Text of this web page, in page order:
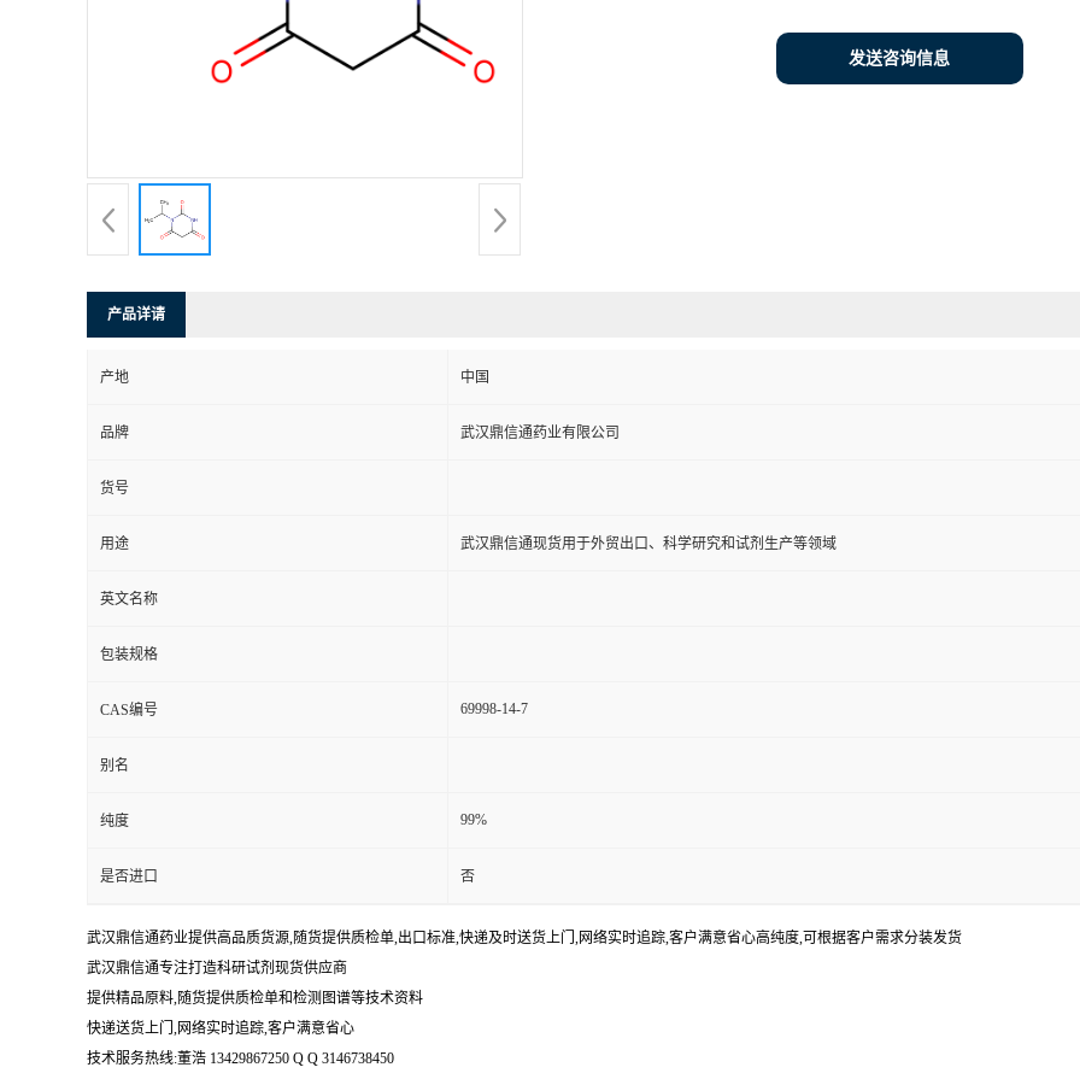
发送咨询信息
产品详请
产地 中国
品牌 武汉鼎信通药业有限公司
货号
用途 武汉鼎信通现货用于外贸出口、科学研究和试剂生产等领域
英文名称
包装规格
CAS编号 69998-14-7
别名
纯度 99%
是否进口 否
武汉鼎信通药业提供高品质货源,随货提供质检单,出口标准,快递及时送货上门,网络实时追踪,客户满意省心高纯度,可根据客户需求分装发货
武汉鼎信通专注打造科研试剂现货供应商
提供精品原料,随货提供质检单和检测图谱等技术资料
快递送货上门,网络实时追踪,客户满意省心
技术服务热线:董浩 13429867250 Q Q 3146738450